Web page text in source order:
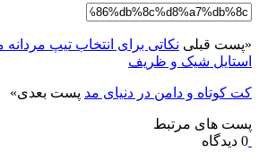
«پست قبلی نکاتی برای انتخاب تیپ
استایل شیک و ظریف
کت کوتاه و دامن در دنیای مد پست بعدی»
پست های مرتبط
0 دیدگاه